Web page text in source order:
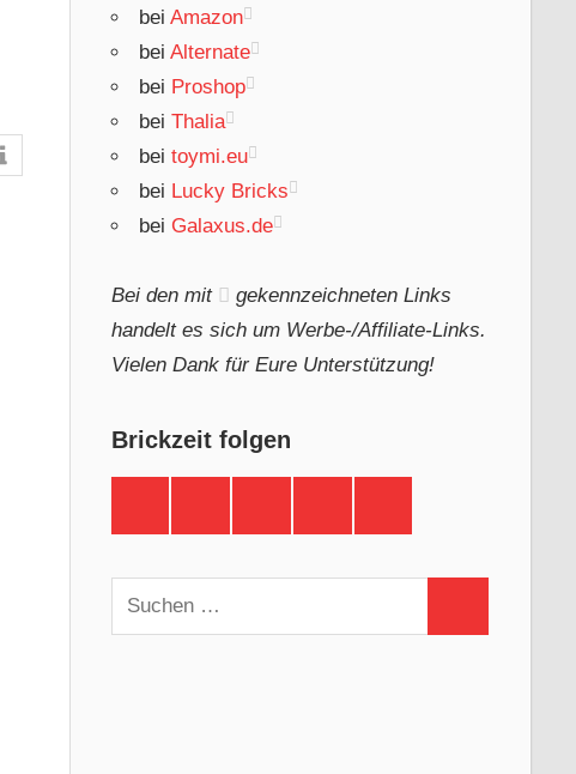
bei Amazon
bei Alternate
bei Proshop
bei Thalia
bei toymi.eu
bei Lucky Bricks
bei Galaxus.de
Bei den mit
gekennzeichneten Links
handelt es sich um Werbe-/Affiliate-Links.
Vielen Dank für Eure Unterstützung!
Brickzeit folgen
Suchen
nach: